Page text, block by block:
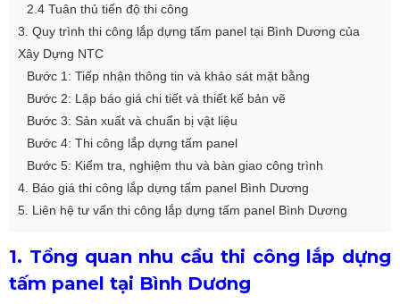
2.4 Tuân thủ tiến độ thi công
3. Quy trình thi công lắp dựng tấm panel tại Bình Dương của
Xây Dựng NTC
Bước 1: Tiếp nhận thông tin và khảo sát mặt bằng
Bước 2: Lập báo giá chi tiết và thiết kế bản vẽ
Bước 3: Sản xuất và chuẩn bị vật liệu
Bước 4: Thi công lắp dựng tấm panel
Bước 5: Kiểm tra, nghiệm thu và bàn giao công trình
4. Báo giá thi công lắp dựng tấm panel Bình Dương
5. Liên hệ tư vấn thi công lắp dựng tấm panel Bình Dương
1. Tổng quan nhu cầu thi công lắp dựng
tấm panel tại Bình Dương